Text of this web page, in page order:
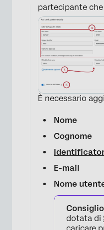
partecipante
È necessario
Nome
Cognome
E-mail
Nome
dotata di